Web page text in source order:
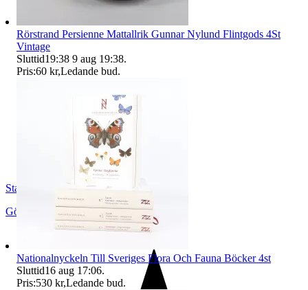
StadsmissionensSecondhandGbg
Göteborg
Sverige
Rörstrand Persienne Mattallrik Gunnar Nylund Flintgods 4St
Vintage
Sluttid19:38 9 aug 19:38.
Pris:60 kr,Ledande bud.
Nationalnyckeln Till Sveriges Flora Och Fauna Böcker 4st
Sluttid16 aug 17:06.
Pris:530 kr,Ledande bud.